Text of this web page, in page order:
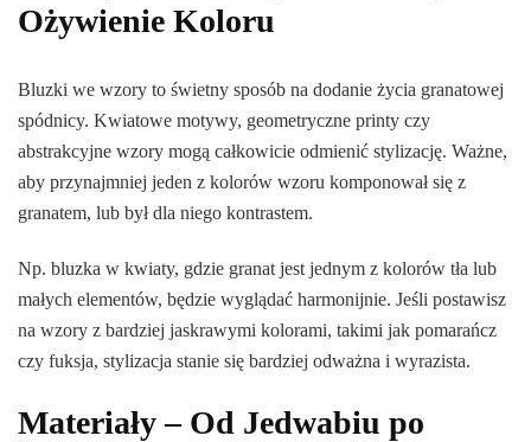
Ożywienie Koloru
Bluzki we wzory to świetny sposób na dodanie życia granatowej
spódnicy. Kwiatowe motywy, geometryczne printy czy
abstrakcyjne wzory mogą całkowicie odmienić stylizację. Ważne,
aby przynajmniej jeden z kolorów wzoru komponował się z
granatem, lub był dla niego kontrastem.
Np. bluzka w kwiaty, gdzie granat jest jednym z kolorów tła lub
małych elementów, będzie wyglądać harmonijnie. Jeśli postawisz
na wzory z bardziej jaskrawymi kolorami, takimi jak pomarańcz
czy fuksja, stylizacja stanie się bardziej odważna i wyrazista.
Materiały – Od Jedwabiu po